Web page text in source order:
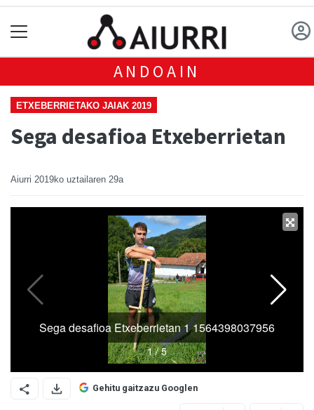
ANDOAIN
ETXEBERRIETAKO JAIAK 2019
Sega desafioa Etxeberrietan
Aiurri 2019ko uztailaren 29a
Gehitu gaitzazu Googlen